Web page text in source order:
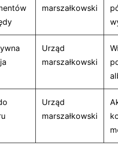
marszałkowski
Urząd
marszałkowski
Urząd
marszałkowski